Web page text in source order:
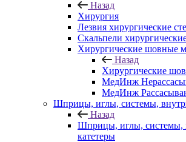
Назад
Хирургия
Лезвия хирургические
Скальпели
Хирургические шовные
Назад
Хирургические
МедИнж
МедИнж
Шприцы, иглы, системы,
Назад
Шприцы, иглы, системы,
катетеры